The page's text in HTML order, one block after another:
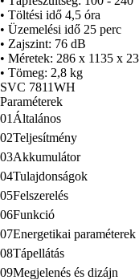
• Töltési idő 4,5 óra
• Üzemelési idő 25 perc
• Zajszint: 76 dB
• Méretek: 286 x 1135 x
• Tömeg: 2,8 kg
SVC 7811WH
Paraméterek
01 Általános
02Teljesítmény
03Akkumulátor
04Tulajdonságok
05Felszerelés
06Funkció
07Energetikai paraméterek
08Tápellátás
09Megjelenés és dizájn